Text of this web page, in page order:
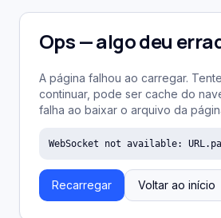
Ops — algo deu
A página falhou ao carregar.
continuar, pode ser cache do
falha ao baixar o arquivo da
WebSocket not available:
Recarregar Voltar ao início